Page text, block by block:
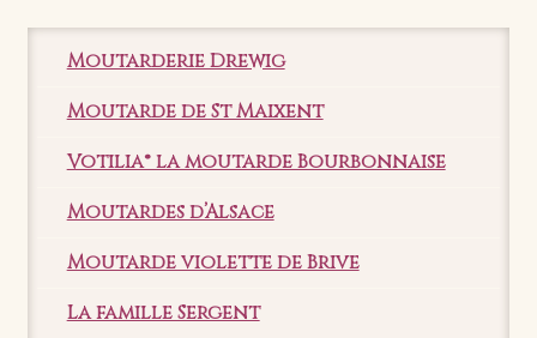
Moutarderie Drewig
Moutarde de St Maixent
Votilia® la moutarde Bourbonnaise
Moutardes d’Alsace
Moutarde violette de Brive
La famille Sergent